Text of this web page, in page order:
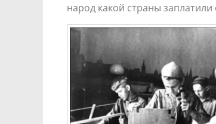
народ какой страны